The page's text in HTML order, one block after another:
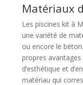
Matériaux
Les piscines kit à
une variété de
ou encore le
propres
d’esthétique et
matériau qui